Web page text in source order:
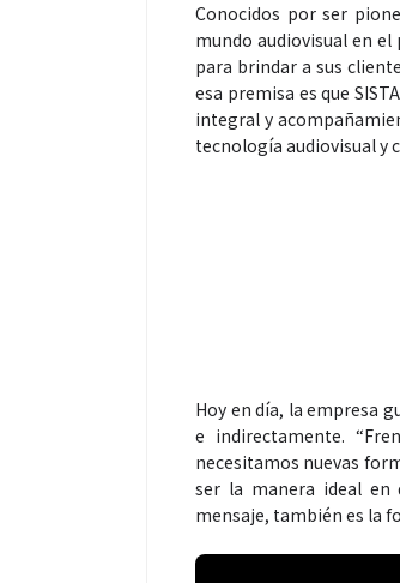
Conocidos por ser
mundo audiovisual en el
para brindar a sus
esa premisa es que
integral y
tecnología audiovisual y
Hoy en día, la empresa
e indirectamente.
necesitamos nuevas
ser la manera ideal en
mensaje, también es la